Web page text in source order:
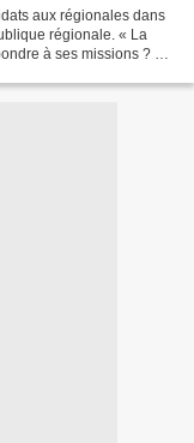
aux régionales dans
régionale. « La
à ses missions ? »